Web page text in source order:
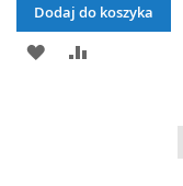
Dodaj do koszyka
DODAJ